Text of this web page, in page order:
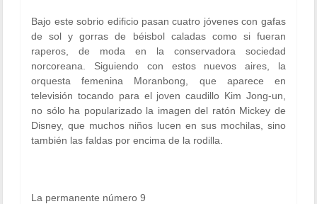
Bajo este sobrio edificio pasan cuatro jóvenes con gafas
de sol y gorras de béisbol caladas como si fueran
raperos, de moda en la conservadora sociedad
norcoreana. Siguiendo con estos nuevos aires, la
orquesta femenina Moranbong, que aparece en
televisión tocando para el joven caudillo Kim Jong-un,
no sólo ha popularizado la imagen del ratón Mickey de
Disney, que muchos niños lucen en sus mochilas, sino
también las faldas por encima de la rodilla.
La permanente número 9